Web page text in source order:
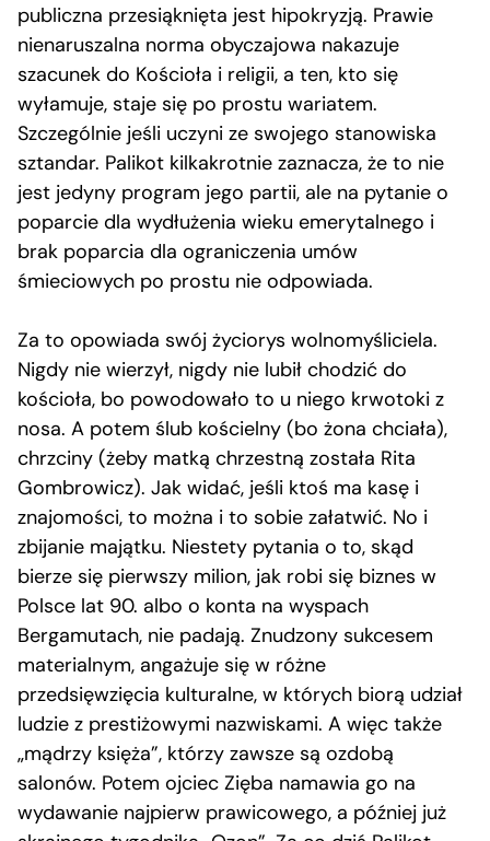
publiczna przesiąknięta jest hipokryzją. Prawie
nienaruszalna norma obyczajowa nakazuje
szacunek do Kościoła i religii, a ten, kto się
wyłamuje, staje się po prostu wariatem.
Szczególnie jeśli uczyni ze swojego stanowiska
sztandar. Palikot kilkakrotnie zaznacza, że to nie
jest jedyny program jego partii, ale na pytanie o
poparcie dla wydłużenia wieku emerytalnego i
brak poparcia dla ograniczenia umów
śmieciowych po prostu nie odpowiada.
Za to opowiada swój życiorys wolnomyśliciela.
Nigdy nie wierzył, nigdy nie lubił chodzić do
kościoła, bo powodowało to u niego krwotoki z
nosa. A potem ślub kościelny (bo żona chciała),
chrzciny (żeby matką chrzestną została Rita
Gombrowicz). Jak widać, jeśli ktoś ma kasę i
znajomości, to można i to sobie załatwić. No i
zbijanie majątku. Niestety pytania o to, skąd
bierze się pierwszy milion, jak robi się biznes w
Polsce lat 90. albo o konta na wyspach
Bergamutach, nie padają. Znudzony sukcesem
materialnym, angażuje się w różne
przedsięwzięcia kulturalne, w których biorą udział
ludzie z prestiżowymi nazwiskami. A więc także
„mądrzy księża”, którzy zawsze są ozdobą
salonów. Potem ojciec Zięba namawia go na
wydawanie najpierw prawicowego, a później już